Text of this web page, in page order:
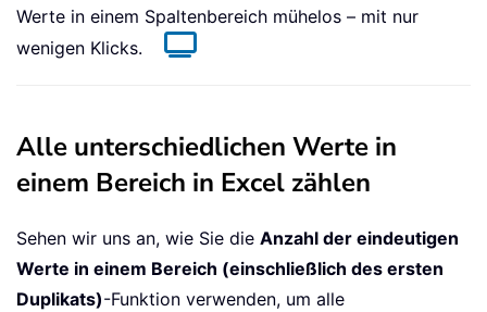
Werte in einem Spaltenbereich mühelos – mit nur
wenigen Klicks.
Alle unterschiedlichen Werte in
einem Bereich in Excel zählen
Sehen wir uns an, wie Sie die Anzahl der eindeutigen
Werte in einem Bereich (einschließlich des ersten
Duplikats)-Funktion verwenden, um alle